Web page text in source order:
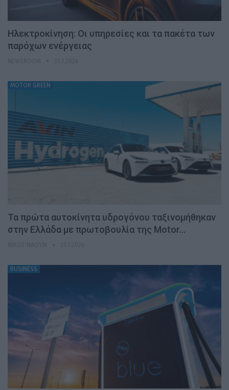
Ηλεκτροκίνηση: Οι υπηρεσίες και τα πακέτα των
παρόχων ενέργειας
MOTOR GREEN
Τα πρώτα αυτοκίνητα υδρογόνου ταξινομήθηκαν
στην Ελλάδα με πρωτοβουλία της Motor…
BUSINESS